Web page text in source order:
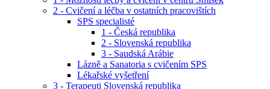
2 - Cvičení a léčba v ostatních pracovištích
SPS specialisté
1 - Česká republika
2 - Slovenská republika
3 - Saudská Arábie
Lázně a Sanatoria s cvičením SPS
Lékařské vyšetření
3 - Terapeuti Slovenská republika